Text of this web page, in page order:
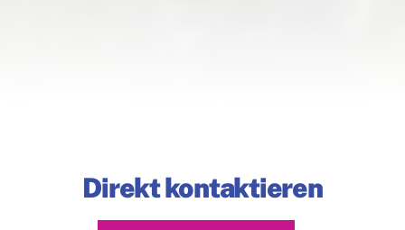
Direkt kontaktieren